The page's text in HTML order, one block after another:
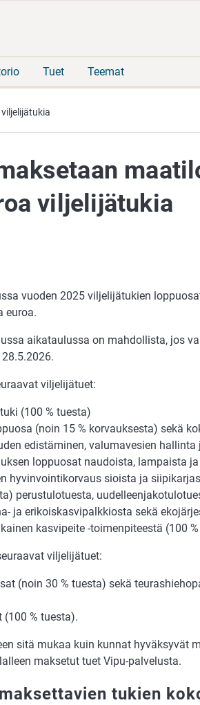
Tuet Teemat
viljelijätukia
vuoden 2025 viljelijätukien
euroa.
aikataulussa on mahdollista, jos
viljelijätuet:
(100 % tuesta)
(noin 15 % korvauksesta) sekä
edistäminen, valumavesien
loppuosat naudoista, lampaista
hyvinvointikorvaus sioista ja
perustulotuesta,
ja erikoiskasvipalkkiosta sekä
kasvipeite -toimenpiteestä (100
viljelijätuet:
(noin 30 % tuesta) sekä
% tuesta).
sitä mukaa kuin kunnat hyväksyvät
maksetut tuet Vipu-palvelusta.
tukien